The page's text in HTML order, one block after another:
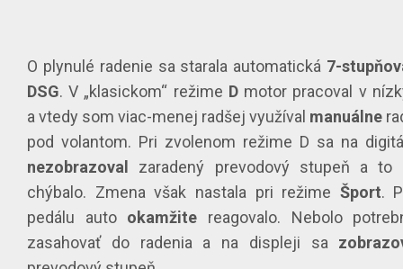
O plynulé radenie sa starala automatická 7-
DSG. V „klasickom“ režime Dmotor pracoval v
a vtedy som viac-menej radšej využíval manuálne
pod volantom. Pri zvolenom režime D sa na
nezobrazoval
zaradený prevodový stupeň a to
chýbalo. Zmena však nastala pri režime Šport.
pedálu auto okamžite reagovalo. Nebolo
zasahovať do radenia a na displeji sa